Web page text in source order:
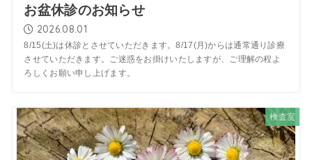
お盆休診のお知らせ
2026.08.01
8/15(土)は休診とさせていただきます。8/17(月)からは通常通り診療
させていただきます。ご迷惑をお掛けいたしますが、ご理解の程よ
ろしくお願い申し上げます。
検査室